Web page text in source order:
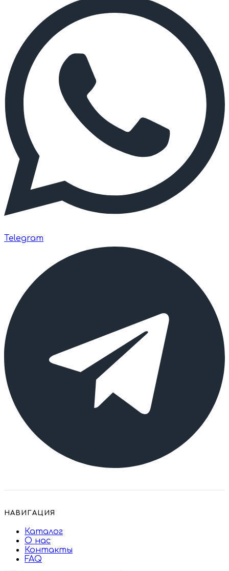
Telegram
НАВИГАЦИЯ
Каталог
О нас
Контакты
FAQ